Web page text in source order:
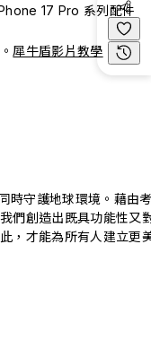
17 Pro 系列配件
犀牛盾影片教學
時守護地球環境。藉由
們創造出既具功能性又
，才能為所有人建立更